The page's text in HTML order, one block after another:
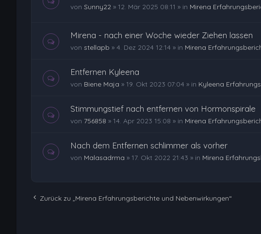
von Sunny22» 12. Mär 2025 08:11 » in Mirena
Mirena - nach einer Woche wieder Ziehen lassen
von stellapb » 4. Dez 2024 12:14 » in Mirena
Entfernen Kyleena
von Biene Maja » 19. Okt 2023 07:04 » in Kyleena
Stimmungstief nach entfernen von Hormonspirale
von 756858 » 14. Apr 2023 15:08 » in Mirena
Nach dem Entfernen schlimmer als vorher
von Malasadrma » 17. Okt 2022 21:43 » in Mirena
Zurück zu „Mirena Erfahrungsberichte und Nebenwirkungen“